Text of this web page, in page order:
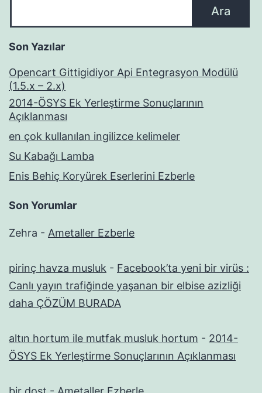
Ara
Son Yazılar
Opencart Gittigidiyor Api Entegrasyon Modülü
(1.5.x – 2.x)
2014-ÖSYS Ek Yerleştirme Sonuçlarının
Açıklanması
en çok kullanılan ingilizce kelimeler
Su Kabağı Lamba
Enis Behiç Koryürek Eserlerini Ezberle
Son Yorumlar
Zehra - Ametaller Ezberle
pirinç havza musluk - Facebook’ta yeni bir virüs :
Canlı yayın trafiğinde yaşanan bir elbise azizliği
daha ÇÖZÜM BURADA
altın hortum ile mutfak musluk hortum - 2014-
ÖSYS Ek Yerleştirme Sonuçlarının Açıklanması